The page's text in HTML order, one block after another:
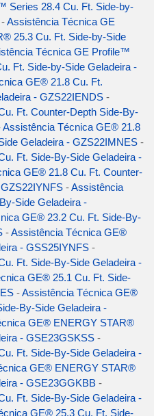
Series 28.4 Cu. Ft. Side-by-
-Assistência Técnica GE
25.3 Cu. Ft. Side-by-Side
Técnica GE Profile™
Ft. Side-by-Side Geladeira -
GE® 21.8 Cu. Ft.
- GZS22IENDS -
Ft. Counter-Depth Side-By-
Assistência Técnica GE® 21.8
Geladeira - GZS22IMNES -
Ft. Side-By-Side Geladeira -
GE® 21.8 Cu. Ft. Counter-
-Assistência
Side Geladeira -
GE® 23.2 Cu. Ft. Side-By-
-Assistência Técnica GE®
- GSS25IYNFS -
Ft. Side-By-Side Geladeira -
GE® 25.1 Cu. Ft. Side-
-Assistência Técnica GE®
By-Side Geladeira -
GE® ENERGY STAR®
- GSE23GSKSS -
Ft. Side-By-Side Geladeira -
GE® ENERGY STAR®
- GSE23GGKBB -
Ft. Side-By-Side Geladeira -
GE® 25.3 Cu. Ft. Side-